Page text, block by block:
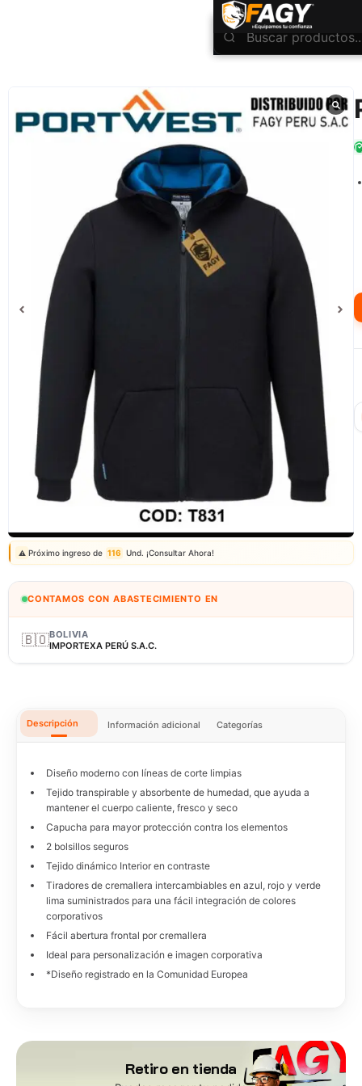
INICIO / Ropa Industrial / Portwest / Polar Technical KX3 T831
⚠️ Próximo ingreso de 116 Und. ¡Consultar Ahora!
CONTAMOS CON ABASTECIMIENTO EN
🇧🇴BOLIVIA
IMPORTEXA PERÚ S.A.C.
Descripción Información adicional Categorías
Diseño moderno con líneas de corte limpias
Tejido transpirable y absorbente de humedad, que ayuda a
mantener el cuerpo caliente, fresco y seco
Capucha para mayor protección contra los elementos
2 bolsillos seguros
Tejido dinámico Interior en contraste
Tiradores de cremallera intercambiables en azul, rojo y verde
lima suministrados para una fácil integración de colores
corporativos
Fácil abertura frontal por cremallera
Ideal para personalización e imagen corporativa
*Diseño registrado en la Comunidad Europea
Retiro en tienda